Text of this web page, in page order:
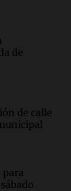
de
de calle